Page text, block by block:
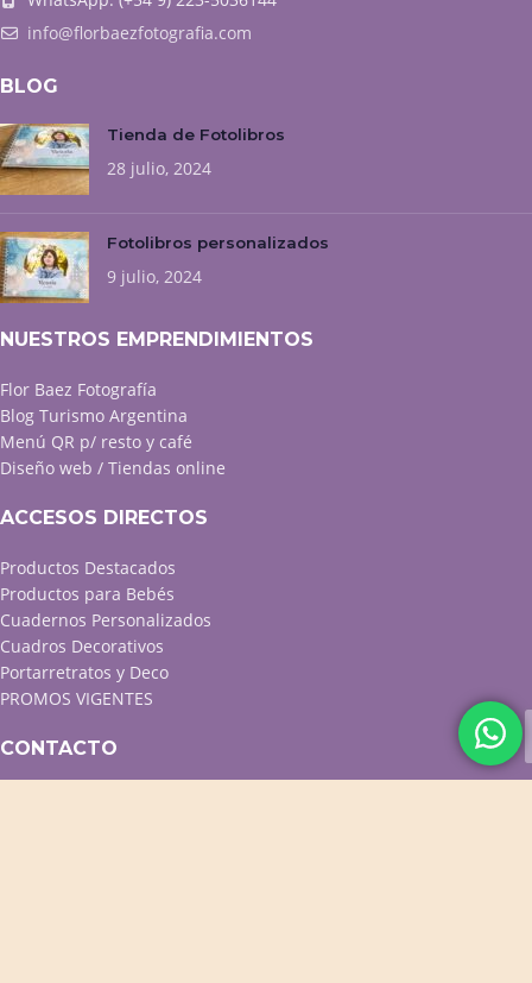
info@florbaezfotografia.com
BLOG
Tienda de Fotolibros
28 julio, 2024
Fotolibros personalizados
9 julio, 2024
NUESTROS EMPRENDIMIENTOS
Flor Baez Fotografía
Blog Turismo Argentina
Menú QR p/ resto y café
Diseño web / Tiendas online
ACCESOS DIRECTOS
Productos Destacados
Productos para Bebés
Cuadernos Personalizados
Cuadros Decorativos
Portarretratos y Deco
PROMOS VIGENTES
CONTACTO